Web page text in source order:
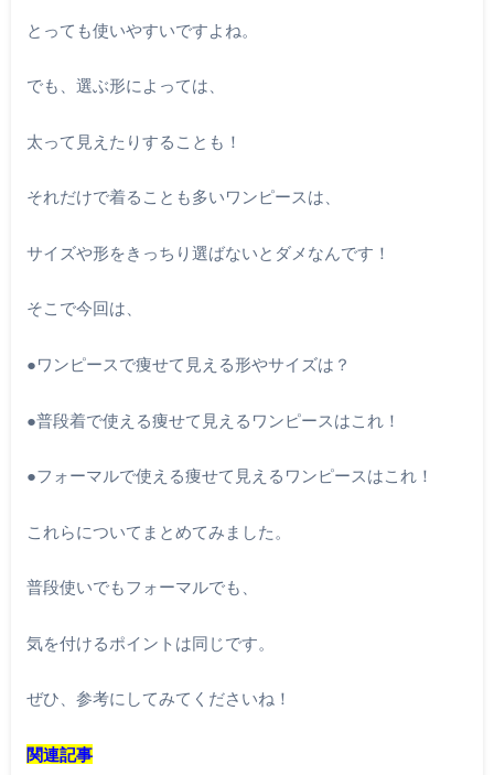
とっても使いやすいですよね。
でも、選ぶ形によっては、
太って見えたりすることも！
それだけで着ることも多いワンピースは、
サイズや形をきっちり選ばないとダメなんです！
そこで今回は、
●ワンピースで痩せて見える形やサイズは？
●普段着で使える痩せて見えるワンピースはこれ！
●フォーマルで使える痩せて見えるワンピースはこれ！
これらについてまとめてみました。
普段使いでもフォーマルでも、
気を付けるポイントは同じです。
ぜひ、参考にしてみてくださいね！
関連記事